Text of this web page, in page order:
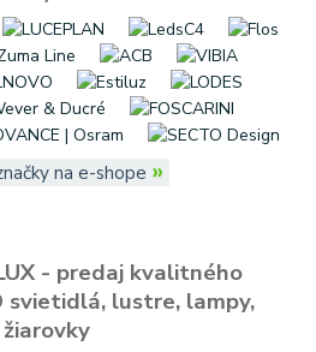
na e-shope »
- predaj kvalitného
svietidlá, lustre, lampy,
žiarovky